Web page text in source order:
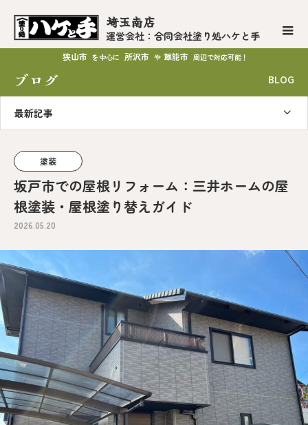
埼玉南店
運営会社：合同会社塗り処ハケと手
狭山市 を中心に 所沢市 や 飯能市 周辺で対応可能！
ブログ BLOG
最新記事
塗装
坂戸市での屋根リフォーム：三井ホームの屋
根塗装・屋根塗り替えガイド
2026.05.20